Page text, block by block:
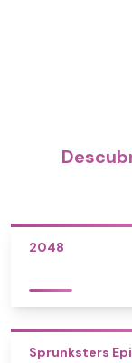
2048
Sprunksters